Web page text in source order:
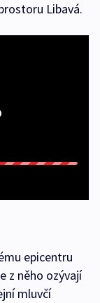
Libavá.
epicentru
z něho ozývají
mluvčí